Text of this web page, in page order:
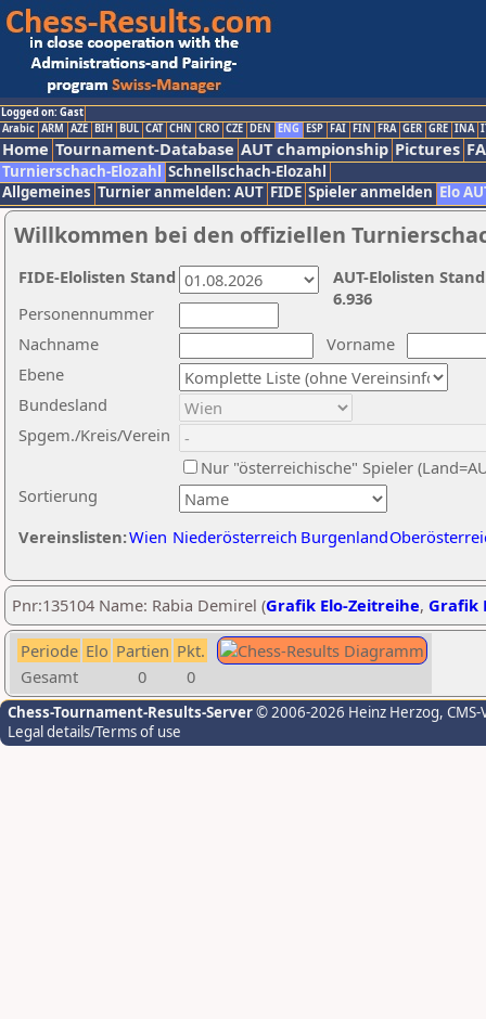
Logged on: Gast
Arabic ARM AZE BIH BUL CAT CHN CRO CZE DEN ENG ESP FAI FIN FRA GER GRE INA
Home Tournament-Database AUT championship Pictures
Turnierschach-Elozahl Schnellschach-Elozahl
Allgemeines Turnier anmelden: AUT FIDE Spieler anmelden Elo
Willkommen bei den offiziellen
Nachname
Vorname
Ebene
Sortierung
Personennummer
Bundesland
Spgem./Kreis/Verein
Nur "österreichische" Spieler
Vereinslisten:Wien Niederösterreich Burgenland
AUT-Elolisten
6.936
FIDE-Elolisten Stand
Pnr:135104 Name: Rabia Demirel (Grafik Elo-Zeitreihe, Grafik
Periode Elo Partien Pkt.
Gesamt
0 0
Chess-Tournament-Results-Server© 2006-2026 Heinz Herzog,
Legal details/Terms of use